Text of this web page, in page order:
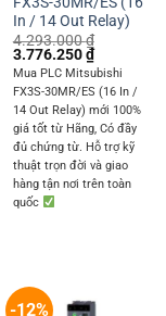
₫.
In / 14 Out Relay)
4.293.000₫
Original
price
was:
4.293.000 ₫.
3.776.250₫Current
price
is:
3.776.250
Mua PLC Mitsubishi
FX3S-30MR/ES (16 In /
14 Out Relay) mới 100%
giá tốt từ Hãng, Có đầy
đủ chứng từ. Hỗ trợ kỹ
thuật trọn đời và giao
hàng tận nơi trên toàn
quốc
-12%